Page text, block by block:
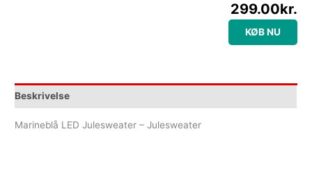
299.00kr.
KØB NU
Beskrivelse
Marineblå LED Julesweater – Julesweater